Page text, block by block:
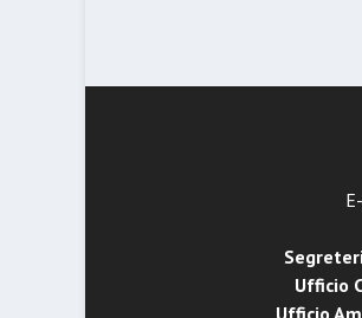
Ufficio
Ufficio